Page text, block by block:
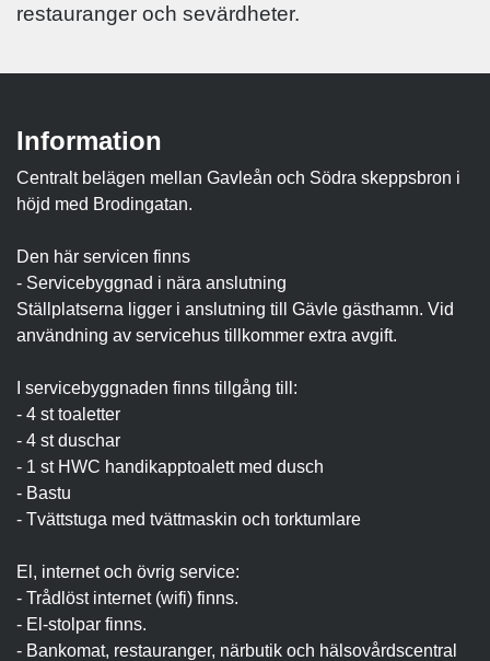
restauranger och sevärdheter.
Information
Centralt belägen mellan Gavleån och Södra skeppsbron i
höjd med Brodingatan.
Den här servicen finns
- Servicebyggnad i nära anslutning
Ställplatserna ligger i anslutning till Gävle gästhamn. Vid
användning av servicehus tillkommer extra avgift.
I servicebyggnaden finns tillgång till:
- 4 st toaletter
- 4 st duschar
- 1 st HWC handikapptoalett med dusch
- Bastu
- Tvättstuga med tvättmaskin och torktumlare
El, internet och övrig service:
- Trådlöst internet (wifi) finns.
- El-stolpar finns.
- Bankomat, restauranger, närbutik och hälsovårdscentral